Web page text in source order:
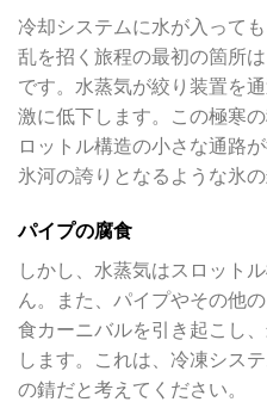
冷却システムに水が入って
乱を招く旅程の最初の箇所
です。水蒸気が絞り装置を
激に低下します。この極寒
ロットル構造の小さな通路
氷河の誇りとなるような氷の
パイプの腐食
しかし、水蒸気はスロット
ん。また、パイプやその他
食カーニバルを引き起こし
します。これは、冷凍シス
の錆だと考えてください。